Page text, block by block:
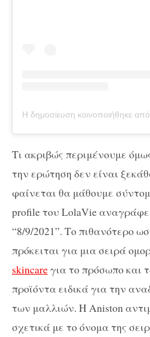
Τι ακριβώς περιμένουμε
την ερώτηση δεν είναι
φαίνεται θα μάθουμε
profile του LolaVie
“8/9/2021”. Το πιθανότερο
πρόκειται για μια σειρά
skincareγια το πρόσωπο και
προϊόντα ειδικά για την
των μαλλιών. Η Aniston
σχετικά με το όνομα της